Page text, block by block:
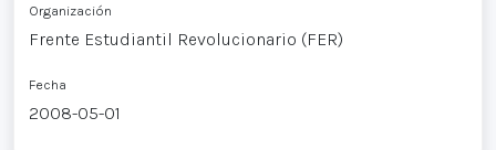
Organización
Frente Estudiantil Revolucionario (FER)
Fecha
2008-05-01